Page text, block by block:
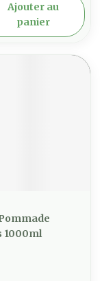
Ajouter au
panier
1000ml